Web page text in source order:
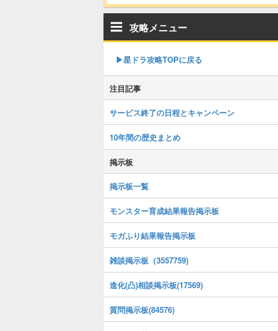
攻略メニュー
▶︎星ドラ攻略TOPに戻る
注目記事
サービス終了の日程とキャンペーン
10年間の歴史まとめ
掲示板
掲示板一覧
モンスター育成結果報告掲示板
モガふり結果報告掲示板
雑談掲示板（3557759)
進化(凸)相談掲示板(17569)
質問掲示板(84576)